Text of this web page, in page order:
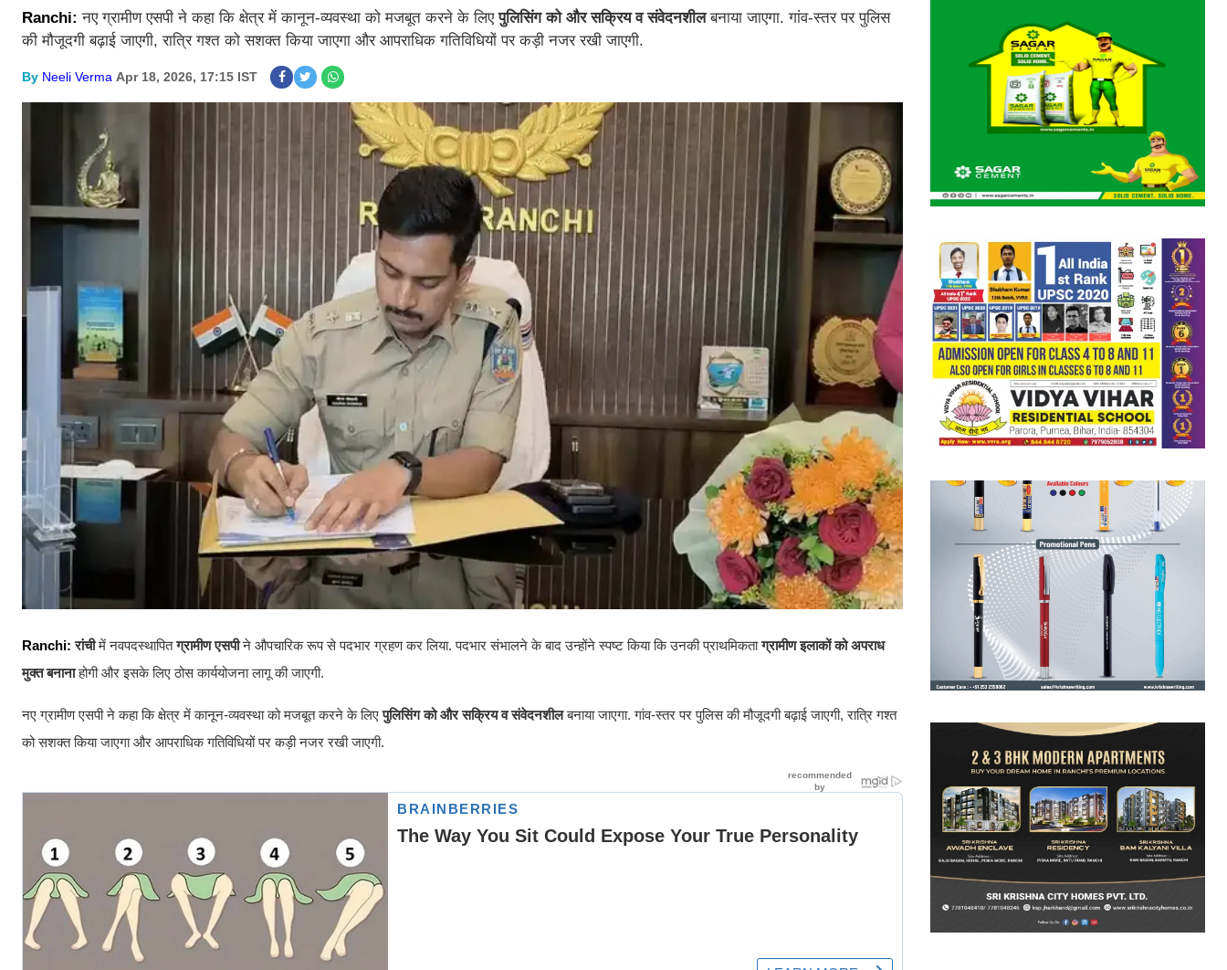
Ranchi:नए ग्रामीण एसपी ने कहा कि क्षेत्र में कानून-व्यवस्था को मजबूत करने के लिएपुलिसिंग को और सक्रिय व संवेदनशीलबनाया जाएगा. गांव-स्तर पर पुलिस
की मौजूदगी बढ़ाई जाएगी, रात्रि गश्त को सशक्त किया जाएगा और आपराधिक गतिविधियों पर कड़ी नजर रखी जाएगी.
By Neeli Verma Apr 18, 2026, 17:15 IST
Ranchi: रांचीमें नवपदस्थापितग्रामीण एसपीने औपचारिक रूप से पदभार ग्रहण कर लिया. पदभार संभालने के बाद उन्होंने स्पष्ट किया कि उनकी प्राथमिकताग्रामीण इलाकों को अपराध
मुक्त बनानाहोगी और इसके लिए ठोस कार्ययोजना लागू की जाएगी.
नए ग्रामीण एसपी ने कहा कि क्षेत्र में कानून-व्यवस्था को मजबूत करने के लिएपुलिसिंग को और सक्रिय व संवेदनशीलबनाया जाएगा. गांव-स्तर पर पुलिस की मौजूदगी बढ़ाई जाएगी, रात्रि गश्त
को सशक्त किया जाएगा और आपराधिक गतिविधियों पर कड़ी नजर रखी जाएगी.